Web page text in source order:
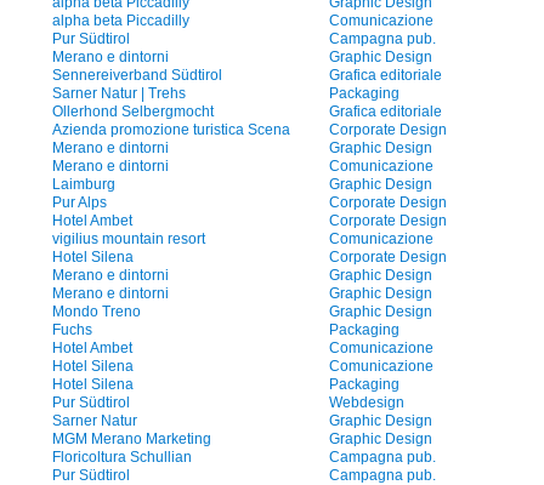
alpha beta Piccadilly
Comunicazione
Pur Südtirol
Campagna pub.
Merano e dintorni
Graphic Design
Sennereiverband Südtirol
Grafica editoriale
Sarner Natur | Trehs
Packaging
Ollerhond Selbergmocht
Grafica editoriale
Azienda promozione turistica Scena
Corporate Design
Merano e dintorni
Graphic Design
Merano e dintorni
Comunicazione
Laimburg
Graphic Design
Pur Alps
Corporate Design
Hotel Ambet
Corporate Design
vigilius mountain resort
Comunicazione
Hotel Silena
Corporate Design
Merano e dintorni
Graphic Design
Merano e dintorni
Graphic Design
Mondo Treno
Graphic Design
Fuchs
Packaging
Hotel Ambet
Comunicazione
Hotel Silena
Comunicazione
Hotel Silena
Packaging
Pur Südtirol
Webdesign
Sarner Natur
Graphic Design
MGM Merano Marketing
Graphic Design
Floricoltura Schullian
Campagna pub.
Pur Südtirol
Campagna pub.